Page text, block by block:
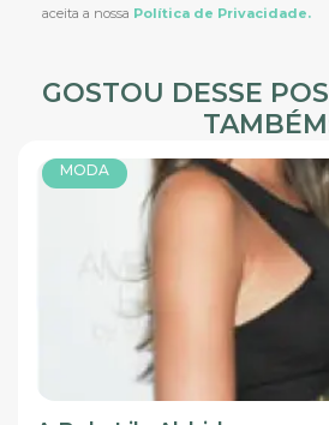
aceita a nossa Política de Privacidade.
GOSTOU DESSE
MODA